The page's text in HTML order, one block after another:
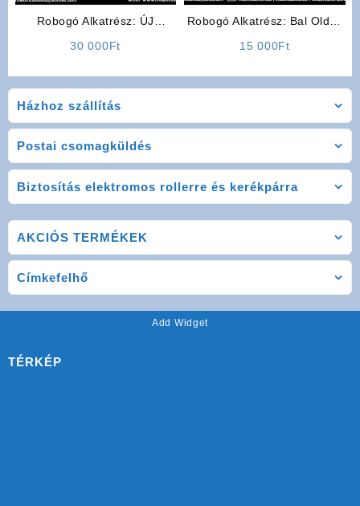
Házhoz szállítás
Postai csomagküldés
Biztosítás elektromos rollerre és kerékpárra
Robogó Alkatrész: ÚJ
30 000Ft
Robogó Alkatrész: Bal Oldali
15 000Ft
AKCIÓS TERMÉKEK
Címkefelhő
Add Widget
TÉRKÉP